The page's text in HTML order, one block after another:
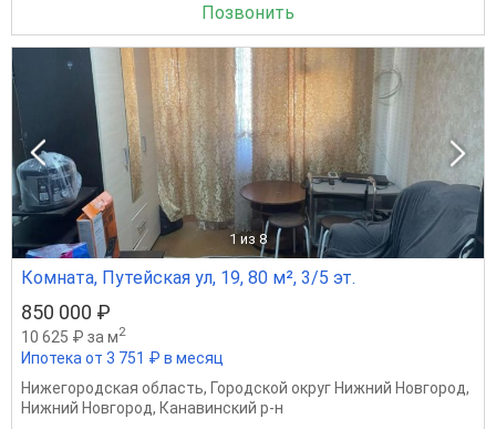
Позвонить
1 из 8
Комната, Путейская ул, 19, 80 м², 3/5 эт.
850 000 ₽
10 625 ₽ за м2
Ипотека от 3 751 ₽ в месяц
Нижегородская область, Городской округ Нижний Новгород,
Нижний Новгород, Канавинский р-н